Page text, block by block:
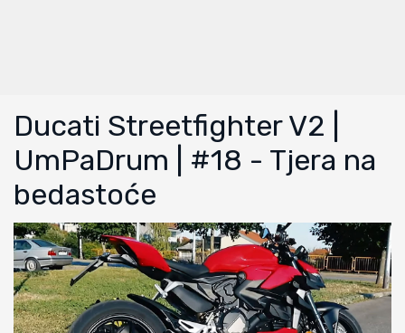
Ducati Streetfighter V2 |
UmPaDrum | #18 - Tjera na
bedastoće